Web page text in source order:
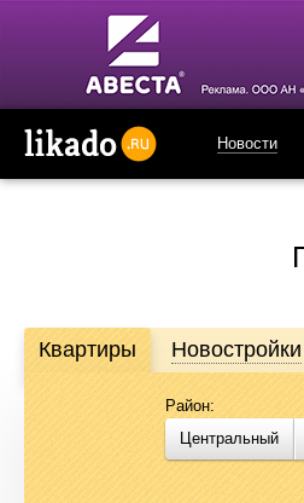
Новости
Продажа и аренда
Likado.ru – сайт актуальных и
или купить квартиру, найти
Likado.ru, чтобы сэкономить
Квартиры Новостройки
Район:
Центральный